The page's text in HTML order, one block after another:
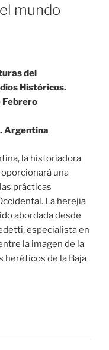
mundo
del
Históricos.
Febrero
Argentina
la historiadora
una
prácticas
La herejía
abordada desde
especialista en
la imagen de la
heréticos de la Baja